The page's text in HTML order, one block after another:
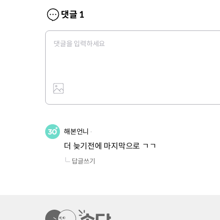
댓글 1
해본언니
더 늦기전에 마지막으로 ㄱㄱ
답글쓰기